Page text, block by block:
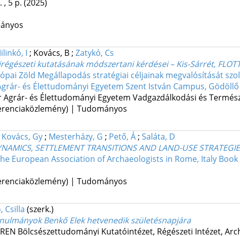
, 5 p. (2025)
I ; Kovács, B; Zatykó, Cs
kutatásának módszertani kérdései – Kis-Sárrét,
Zöld Megállapodás stratégiai céljainak megvalósítását
és Élettudományi Egyetem Szent István Campus,
Agrár- és Élettudományi Egyetem Vadgazdálkodási és
| Tudományos
Kovács, Gy; Mesterházy, G ; Pető, Á; Saláta, D
SETTLEMENT TRANSITIONS AND LAND-USE
European Association of Archaeologists in Rome, Italy
| Tudományos
Csilla (szerk.)
Benkő Elek hetvenedik születésnapjára
Bölcsészettudományi Kutatóintézet, Régészeti Intézet,